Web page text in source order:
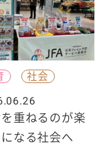
社会
重ねるのが楽
なる社会へ